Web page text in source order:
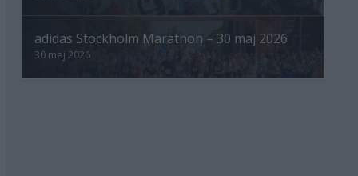
adidas Stockholm Marathon – 30 maj 2026
30 maj 2026